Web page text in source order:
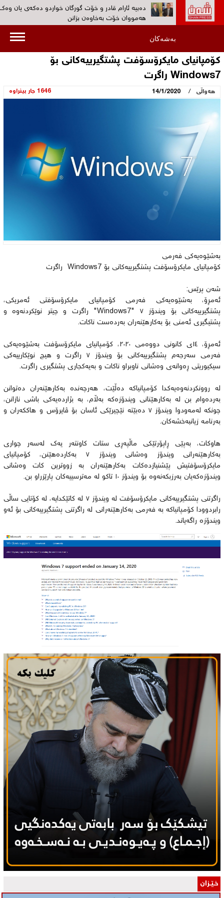
دەبیە ئارام قادر و خۆت گورگان خواردو ده‌كه‌ی یان
هەمووان خۆت بەخاوەن بزانن‌
ڕۆژانى 19 و 20ى ئەم مانگە کۆنگرەى پێنجی
به‌ڤیدیۆ...کۆمەڵ: هیوادارین پڕۆسەی چەکدانانی
بێنێتە ئاراوە‌
بەڤیدیۆ... 30 ئەندامی پارتی کرێکارانی کوردستان
بەشەکان
کۆمپانیای مایکرۆسۆفت پشتگیرییەکانی بۆ
Windows7 راگرت
هەواڵی /
14/1/2020 1646 جار بینراوە
بەشێوەیەکی فەرمی
کۆمپانیای مایکرۆسۆفت پشتگیرییەکانی بۆ Windows7 راگرت
شه‌ن پرێس:
ئەمڕۆ، بەشێوەیەکی فەرمی کۆمپانیای مایکرۆسۆفتی ئەمریکی،
پشتگیرییەکانی بۆ ویندۆز ٧ "Windows7" راگرت و چیتر نوێکردنەوە و
پشتیگیری ئەمنی بۆ بەکارهێنەران بەردەست ناکات.
ئەمڕۆ، ١٤ی کانونی دووەمی ٢٠٢٠، کۆمپانیای مایکرۆسۆفت بەشێوەیەکی
فەرمی سەرجەم پشتگیرییەکانی بۆ ویندۆز ٧ راگرت و هیچ نوێکارییەکی
سیکیوریتی ڕەوانەی وەشانی ناوبراو ناکات و بەیەکجاری پشتگیری راگرت.
لە روونکردنەوەیەکدا کۆمپانیاکە دەڵێت، هەرچەندە بەکارهێنەران دەتوانن
بەردەوام بن لە بەکارهێنانی ویندۆزەکە بەڵام، بە بژاردەیەکی باشی نازانن،
چونکە لەمەودوا ویندۆز ٧ دەبێتە نێچیرێکی ئاسان بۆ ڤایرۆس و هاککەران و
بەرنامە زیانبەخشەکان.
هاوکات، بەپێی ڕاپۆرتێکی ماڵپەڕی ستات کاونتەر یەک لەسەر چواری
بەکارهێنەرانی ویندۆز وەشانی ویندۆز ٧ بەکاردەهێنن، کۆمپانیای
مایکرۆسۆفتیش پێشنیازدەکات بەکارهێنەران بە زووترین کات وەشانی
ویندۆزەکەیان بەرزبکەنەوە بۆ ویندۆز ١٠ تاکو لە مەترسییەکان پارێزراو بن.
راگرتنی پشتگیرییەکانی مایکرۆسۆفت لە ویندۆز ٧ لە کاتێکدایە، لە کۆتایی ساڵی
رابردوودا کۆمپانیاکە بە فەرمی بەکارهێنەرانی لە راگرتنی پشتگیرییەکانی بۆ ئەو
ویندۆزە راگەیاند.
خـێـزان